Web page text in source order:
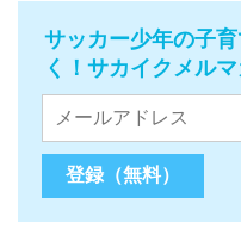
サッカー少年の子
く！サカイクメル